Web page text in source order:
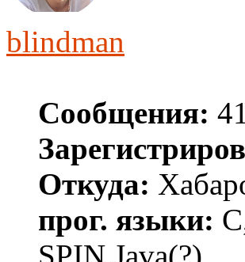
blindman
Сообщения:
Откуда:
прог. языки: